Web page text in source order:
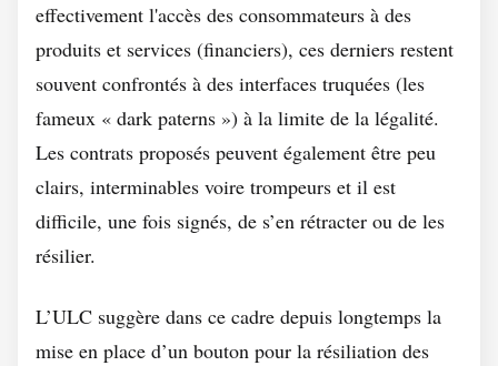
effectivement l'accès des consommateurs à des
produits et services (financiers), ces derniers restent
souvent confrontés à des interfaces truquées (les
fameux « dark paterns ») à la limite de la légalité.
Les contrats proposés peuvent également être peu
clairs, interminables voire trompeurs et il est
difficile, une fois signés, de s’en rétracter ou de les
résilier.
L’ULC suggère dans ce cadre depuis longtemps la
mise en place d’un bouton pour la résiliation des